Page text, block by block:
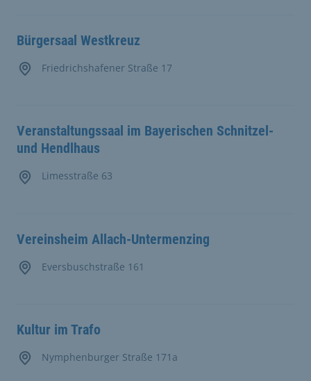
Bürgersaal Westkreuz
Friedrichshafener Straße 17
Veranstaltungssaal im Bayerischen Schnitzel-
und Hendlhaus
Limesstraße 63
Vereinsheim Allach-Untermenzing
Eversbuschstraße 161
Kultur im Trafo
Nymphenburger Straße 171a